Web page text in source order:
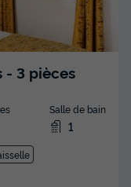
- 3 pièces
Salle de bain
1